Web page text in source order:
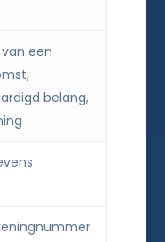
een
belang,